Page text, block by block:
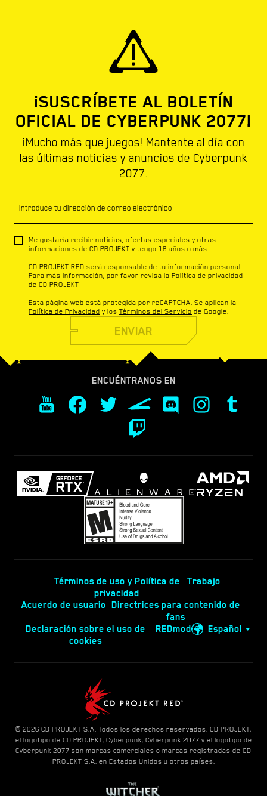
¡SUSCRÍBETE AL BOLETÍN
OFICIAL DE CYBERPUNK 2077!
¡Mucho más que juegos! Mantente al día con
las últimas noticias y anuncios de Cyberpunk
2077.
Introduce tu dirección de correo electrónico
Me gustaría recibir noticias, ofertas especiales y otras
informaciones de CD PROJEKT y tengo 16 años o más.
CD PROJEKT RED será responsable de tu información personal.
Para más información, por favor revisa la Política de privacidad
de CD PROJEKT
Esta página web está protegida por reCAPTCHA. Se aplican la
Política de Privacidad y los Términos del Servicio de Google.
ENVIAR
ENCUÉNTRANOS EN
Términos de uso y Política de
privacidad
Trabajo
Acuerdo de usuario Directrices para contenido de
fans
Declaración sobre el uso de
cookies
REDmod Español
© 2026 CD PROJEKT S.A. Todos los derechos reservados. CD PROJEKT,
el logotipo de CD PROJEKT, Cyberpunk, Cyberpunk 2077 y el logotipo de
Cyberpunk 2077 son marcas comerciales o marcas registradas de CD
PROJEKT S.A. en Estados Unidos u otros países.